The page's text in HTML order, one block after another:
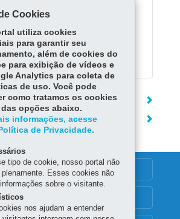
e manutenção de
fiscalização da Prefeitura de
e manutenção de
Curitiba
Cookies
utiliza cookies
para garantir seu
além de cookies do
para exibição de vídeos e
Analytics para coleta de
de uso. Você pode
como tratamos os cookies
opções abaixo.
informações, acesse
de Privacidade.
tipo de cookie, nosso portal não
plenamente. Esses cookies não
sobre o visitante.
nos ajudam a entender